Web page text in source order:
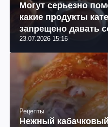
Могут серьезно
какие продукты
запрещено давать
23.07.2026 15:16
Рецепты
Нежный